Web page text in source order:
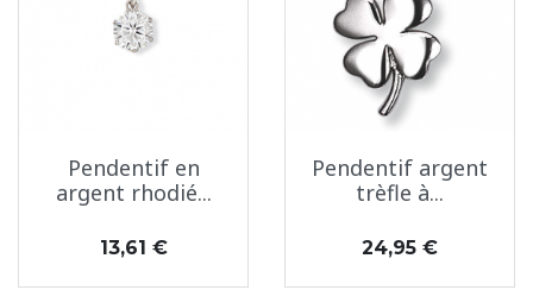
Pendentif en
argent rhodié...
Prix
13,61 €
Pendentif argent
trèfle à...
Prix
24,95 €